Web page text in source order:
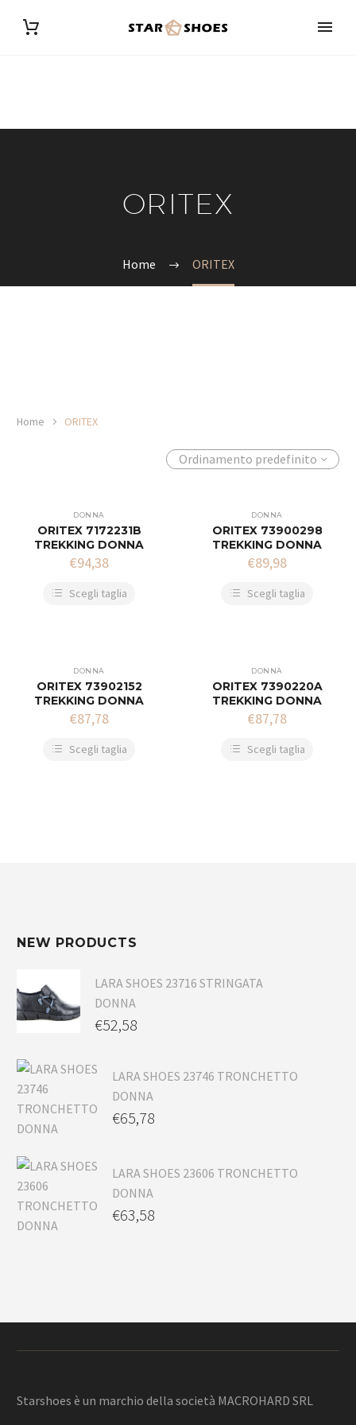
ORITEX
Home ORITEX
Home ORITEX
Ordinamento predefinito
DONNA
ORITEX 7172231B
TREKKING DONNA
€94,38
Scegli taglia
DONNA
ORITEX 73900298
TREKKING DONNA
€89,98
Scegli taglia
DONNA
ORITEX 73902152
TREKKING DONNA
€87,78
Scegli taglia
DONNA
ORITEX 7390220A
TREKKING DONNA
€87,78
Scegli taglia
NEW PRODUCTS
LARA SHOES 23716 STRINGATA
DONNA
€52,58
LARA SHOES 23746 TRONCHETTO
DONNA
€65,78
LARA SHOES 23606 TRONCHETTO
DONNA
€63,58
Starshoes è un marchio della società MACROHARD SRL